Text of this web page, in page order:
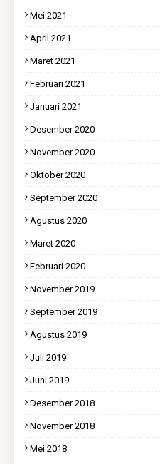
Mei 2021
April 2021
Maret 2021
Februari 2021
Januari 2021
Desember 2020
November 2020
Oktober 2020
September 2020
Agustus 2020
Maret 2020
Februari 2020
November 2019
September 2019
Agustus 2019
Juli 2019
Juni 2019
Desember 2018
November 2018
Mei 2018